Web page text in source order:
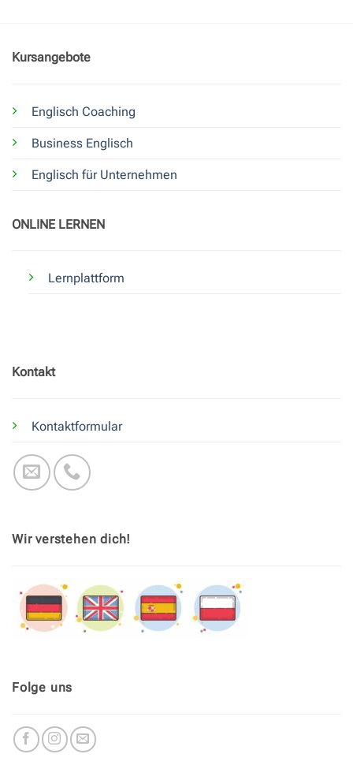
Kursangebote
Englisch Coaching
Business Englisch
Englisch für Unternehmen
ONLINE LERNEN
Lernplattform
Kontakt
Kontaktformular
Wir verstehen dich!
Folge uns